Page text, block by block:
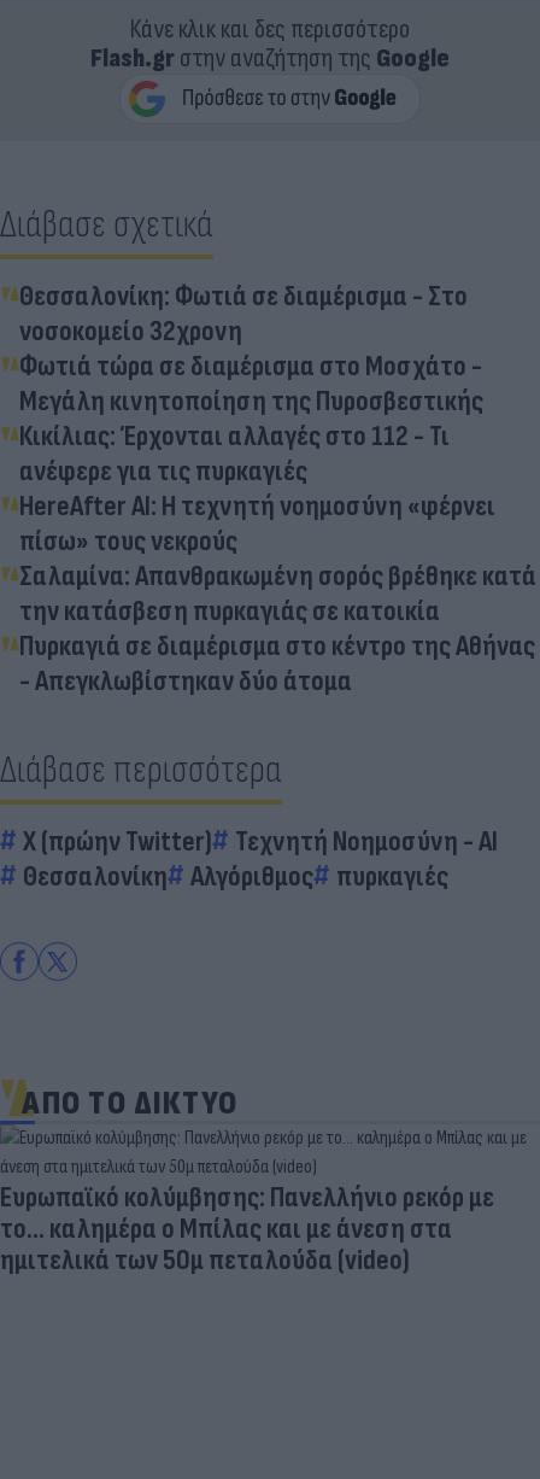
Κάνε κλικ και δες περισσότερο
Flash.grστην αναζήτηση της Google
Διάβασε σχετικά
Θεσσαλονίκη: Φωτιά σε διαμέρισμα - Στο
νοσοκομείο 32χρονη
Φωτιά τώρα σε διαμέρισμα στο Μοσχάτο -
Μεγάλη κινητοποίηση της Πυροσβεστικής
Κικίλιας: Έρχονται αλλαγές στο 112 - Τι
ανέφερε για τις πυρκαγιές
HereAfter AI: Η τεχνητή νοημοσύνη «φέρνει
πίσω» τους νεκρούς
Σαλαμίνα: Απανθρακωμένη σορός βρέθηκε κατά
την κατάσβεση πυρκαγιάς σε κατοικία
Πυρκαγιά σε διαμέρισμα στο κέντρο της Αθήνας
- Απεγκλωβίστηκαν δύο άτομα
Διάβασε περισσότερα
X (πρώην Twitter)
Τεχνητή Νοημοσύνη - AI
Θεσσαλονίκη
Αλγόριθμος πυρκαγιές
ΑΠΟ ΤΟ ΔΙΚΤΥΟ
Ευρωπαϊκό κολύμβησης: Πανελλήνιο ρεκόρ με
το... καλημέρα ο Μπίλας και με άνεση στα
ημιτελικά των 50μ πεταλούδα (video)